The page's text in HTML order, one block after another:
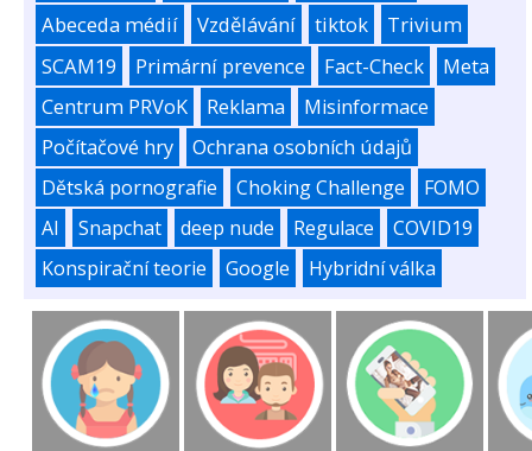
Abeceda médií
Vzdělávání tiktok
Trivium
SCAM19
Primární prevence Fact-Check
Meta
Centrum PRVoK
Reklama
Misinformace
Počítačové hry
Ochrana osobních údajů
Dětská pornografie
Choking Challenge
FOMO
AI
Snapchat deep nude Regulace
COVID19
Konspirační teorie
Google Hybridní válka